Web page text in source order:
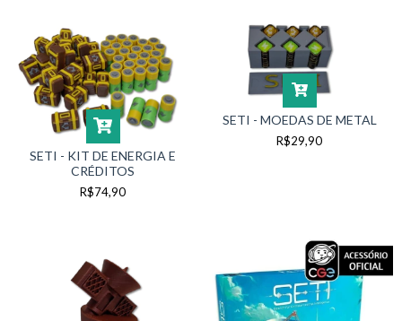
SETI - KIT DE ENERGIA E
CRÉDITOS
R$74,90
SETI - MOEDAS DE METAL
R$29,90